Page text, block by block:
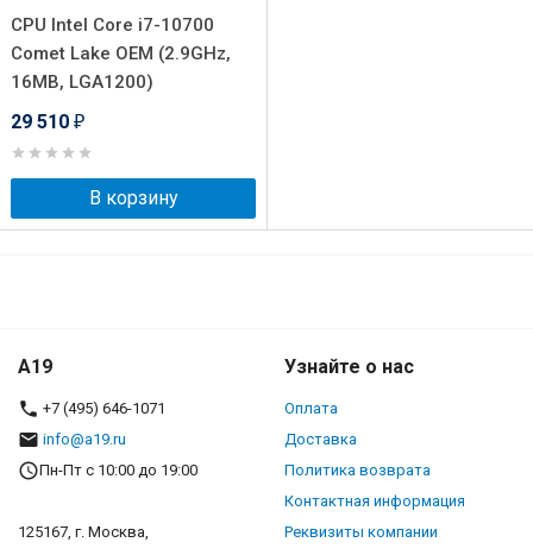
CPU Intel Core i7-10700
Comet Lake OEM (2.9GHz,
16MB, LGA1200)
29 510 ₽
В корзину
A19
+7 (495) 646-1071
info@a19.ru
Пн-Пт с 10:00 до 19:00
125167, г. Москва,
Узнайте о нас
Оплата
Доставка
Политика возврата
Контактная информация
Реквизиты компании